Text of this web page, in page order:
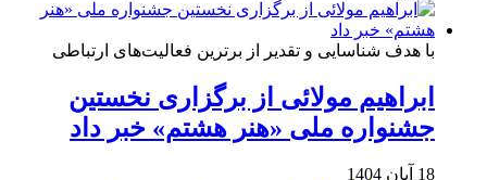
با هدف شناسایی و تقدیر از برترین فعالیت‌های ارتباطی
ابراهیم مولائی از برگزاری نخستین
جشنواره ملی «هنر هشتم» خبر داد
18 آبان 1404